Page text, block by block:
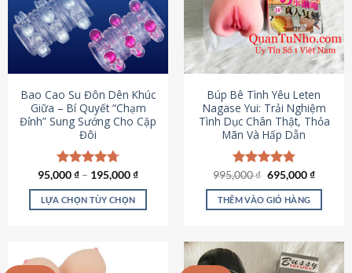
Bao Cao Su Đôn Dên Khúc
Giữa – Bí Quyết “Chạm
Đỉnh” Sung Sướng Cho Cặp
Đôi
Được xếp
hạng4.70
5 sao
95,000₫ – 195,000₫
LỰA CHỌN TÙY CHỌN
này
Búp Bê Tình Yêu Leten
Nagase Yui: Trải Nghiệm
Tình Dục Chân Thật, Thỏa
Mãn Và Hấp Dẫn
Được xếp
hạng4.80
5 sao
995,000₫ Giá
là:
995,000 ₫.
695,000₫Giá
tại
THÊM VÀO GIỎ HÀNG